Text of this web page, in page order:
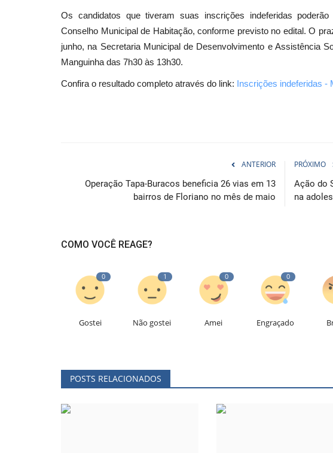
Os candidatos que tiveram suas inscrições indeferidas
Conselho Municipal de Habitação, conforme previsto no edital. O
junho, na Secretaria Municipal de Desenvolvimento e Assistência
Manguinha das 7h30 às 13h30.
Confira o resultado completo através do link: Inscrições indeferidas -
ANTERIOR
Operação Tapa-Buracos beneficia 26 vias em 13
bairros de Floriano no mês de maio
PRÓXIMO
Ação do
na
COMO VOCÊ REAGE?
0
Gostei
1
Não gostei
0
Amei
0
Engraçado
POSTS RELACIONADOS